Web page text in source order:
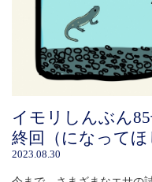
イモリしんぶん
終回（になってほ
2023.08.30